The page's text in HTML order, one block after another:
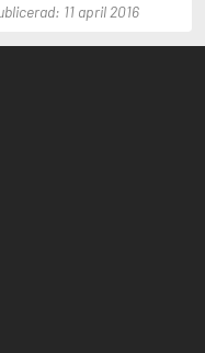
11 april 2016